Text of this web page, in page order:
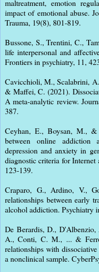
maltreatment, emotion
impact of emotional abuse.
Trauma, 19(8), 801-819.
Bussone, S., Trentini, C.,
life interpersonal and
Frontiers in psychiatry, 11,
Cavicchioli, M., Scalabrini,
& Maffei, C. (2021).
A meta-analytic review.
387.
Ceyhan, E., Boysan, M.,
between online addiction
depression and anxiety in
diagnostic criteria for
123-139.
Craparo, G., Ardino, V.,
relationships between early
alcohol addiction. Psychiatry
De Berardis, D., D'Albenzio,
A., Conti, C. M., ... &
relationships with
a nonclinical sample.